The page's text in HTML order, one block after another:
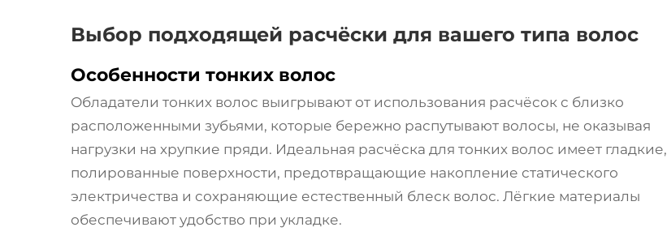
Выбор подходящей расчёски для вашего типа волос
Особенности тонких волос
Обладатели тонких волос выигрывают от использования расчёсок с близко
расположенными зубьями, которые бережно распутывают волосы, не оказывая
нагрузки на хрупкие пряди. Идеальная расчёска для тонких волос имеет гладкие,
полированные поверхности, предотвращающие накопление статического
электричества и сохраняющие естественный блеск волос. Лёгкие материалы
обеспечивают удобство при укладке.